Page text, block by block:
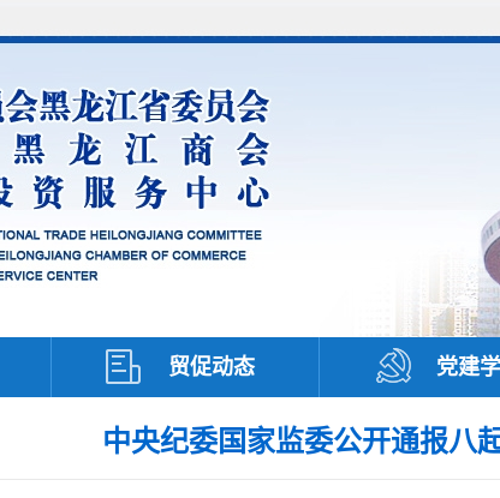
贸促动态 党建
中央纪委国家监委公开通报八